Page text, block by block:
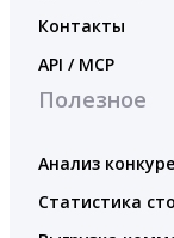
Контакты
API / MCP
Полезное
Анализ
Статистика